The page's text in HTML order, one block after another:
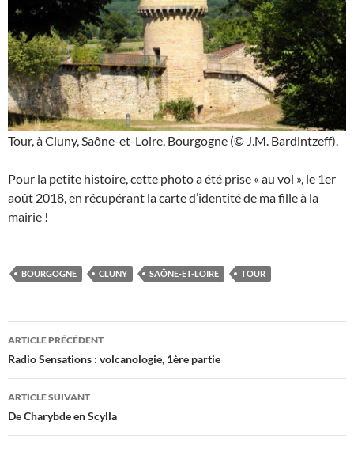
Tour, à Cluny, Saône-et-Loire, Bourgogne (© J.M. Bardintzeff).
Pour la petite histoire, cette photo a été prise « au vol », le 1er
août 2018, en récupérant la carte d’identité de ma fille à la
mairie !
BOURGOGNE CLUNY SAÔNE-ET-LOIRE TOUR
Navigation
des
articles
ARTICLE PRÉCÉDENT
Radio Sensations : volcanologie, 1ère partie
ARTICLE SUIVANT
De Charybde en Scylla